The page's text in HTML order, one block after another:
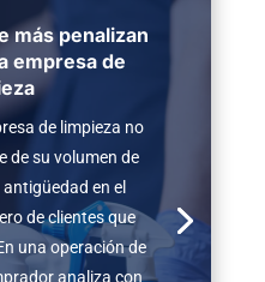
más penalizan
empresa de
de limpieza no
de su volumen de
en el
de clientes que
una operación de
analiza con